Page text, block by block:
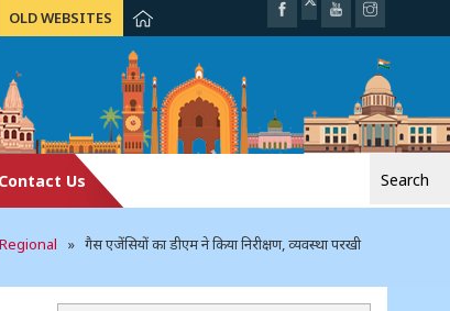
OLD WEBSITES
Contact Us
Regional » गैस एजेंसियों का डीएम ने किया निरीक्षण, व्यवस्था परखी